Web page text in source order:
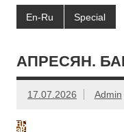
En-Ru Special
АПРЕСЯН.
17.07.2026 Admin